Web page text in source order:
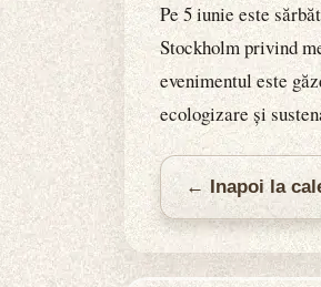
Pe 5 iunie este
Stockholm privind
evenimentul este
ecologizare și
← Inapoi la